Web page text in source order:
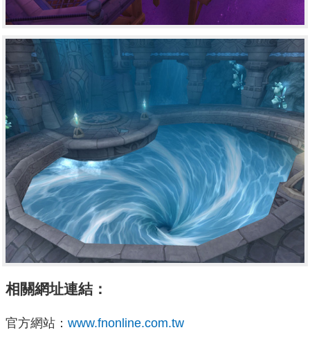
相關網址連結：
官方網站： www.fnonline.com.tw